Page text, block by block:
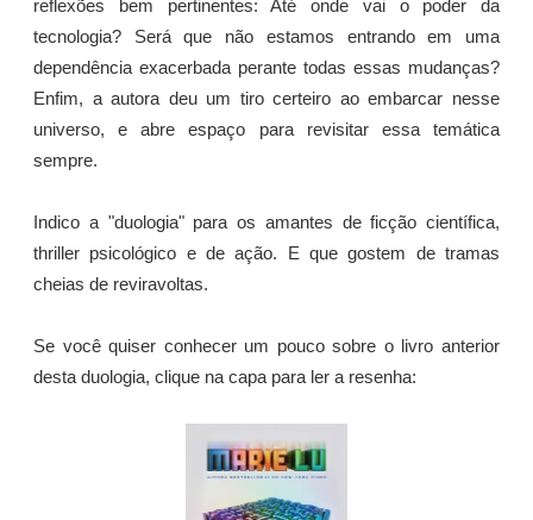
reflexões bem pertinentes: Até onde vai o poder da
tecnologia? Será que não estamos entrando em uma
dependência exacerbada perante todas essas mudanças?
Enfim, a autora deu um tiro certeiro ao embarcar nesse
universo, e abre espaço para revisitar essa temática
sempre.
Indico a "duologia" para os amantes de ficção científica,
thriller psicológico e de ação. E que gostem de tramas
cheias de reviravoltas.
Se você quiser conhecer um pouco sobre o livro anterior
desta duologia, clique na capa para ler a resenha: